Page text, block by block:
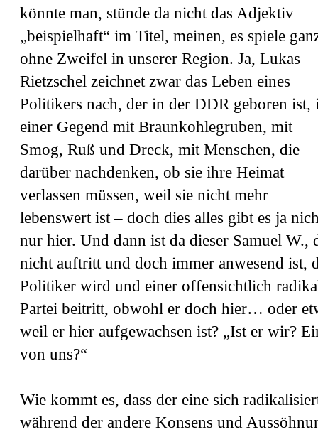
könnte man, stünde da nicht das Adjektiv
„beispielhaft“ im Titel, meinen, es spiele
ohne Zweifel in unserer Region. Ja, Lukas
Rietzschel zeichnet zwar das Leben eines
Politikers nach, der in der DDR geboren ist,
einer Gegend mit Braunkohlegruben, mit
Smog, Ruß und Dreck, mit Menschen, die
darüber nachdenken, ob sie ihre Heimat
verlassen müssen, weil sie nicht mehr
lebenswert ist – doch dies alles gibt es ja
nur hier. Und dann ist da dieser Samuel W.,
nicht auftritt und doch immer anwesend ist,
Politiker wird und einer offensichtlich
Partei beitritt, obwohl er doch hier… oder
weil er hier aufgewachsen ist? „Ist er wir?
von uns?“
Wie kommt es, dass der eine sich
während der andere Konsens und